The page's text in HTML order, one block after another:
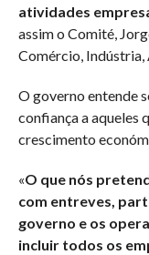
atividades
assim o Comité,
Comércio, Indústria,
O governo entende
confiança a aqueles
crescimento
«O que nós
com entreves,
governo e os
incluir todos os